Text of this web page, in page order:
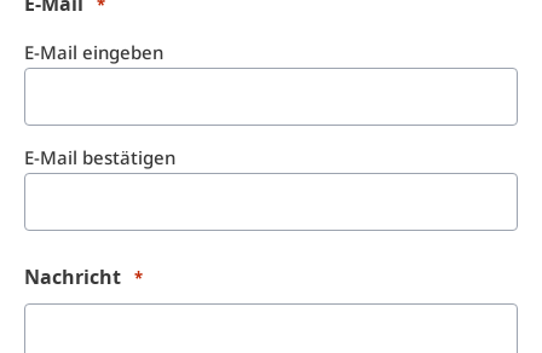
*
E-Mail eingeben
E-Mail bestätigen
Nachricht *